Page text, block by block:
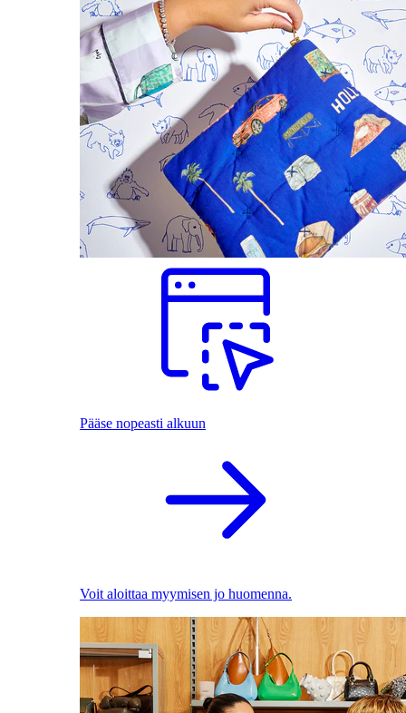
Pääse nopeasti alkuun
Voit aloittaa myymisen jo huomenna.